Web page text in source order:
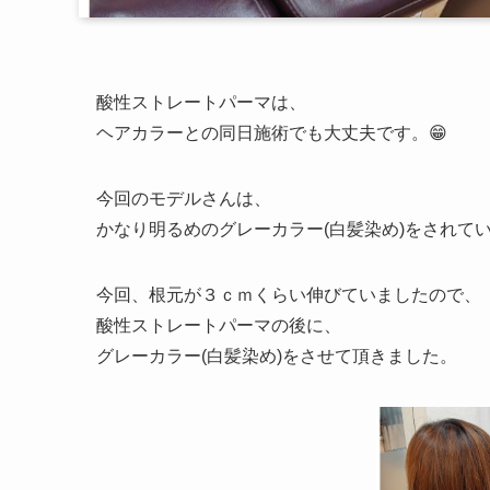
酸性ストレートパーマは、
ヘアカラーとの同日施術でも大丈夫です。😁
今回のモデルさんは、
かなり明るめのグレーカラー(白髪染め)をされて
今回、根元が３ｃｍくらい伸びていましたので、
酸性ストレートパーマの後に、
グレーカラー(白髪染め)をさせて頂きました。